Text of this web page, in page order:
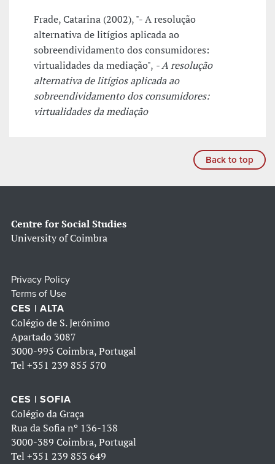
Frade, Catarina (2002), "- A resolução
alternativa de litígios aplicada ao
sobreendividamento dos consumidores:
virtualidades da mediação", - A resolução
alternativa de litígios aplicada ao
sobreendividamento dos consumidores:
virtualidades da mediação
Back to top
Centre for Social Studies
University of Coimbra
Privacy Policy
Terms of Use
CES | ALTA
Colégio de S. Jerónimo
Apartado 3087
3000-995 Coimbra, Portugal
Tel +351 239 855 570
CES | SOFIA
Colégio da Graça
Rua da Sofia nº 136-138
3000-389 Coimbra, Portugal
Tel +351 239 853 649